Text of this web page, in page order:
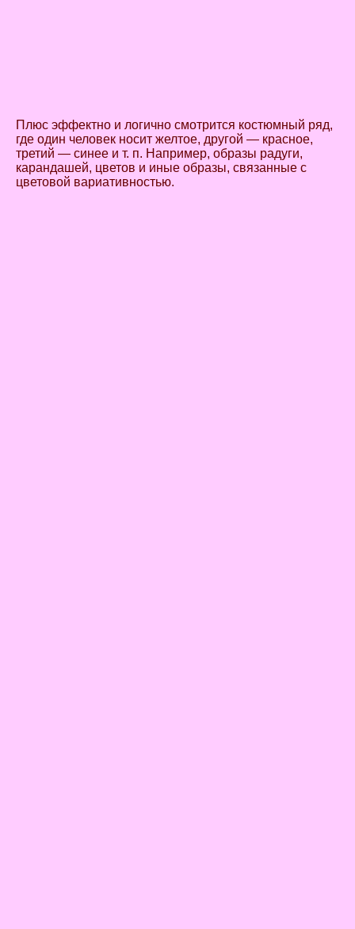
Плюс эффектно и логично смотрится костюмный ряд,
где один человек носит желтое, другой — красное,
третий — синее и т. п. Например, образы радуги,
карандашей, цветов и иные образы, связанные с
цветовой вариативностью.